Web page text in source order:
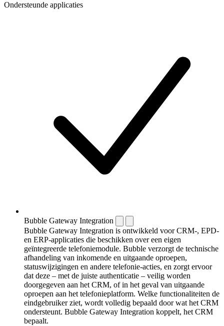
Ondersteunde applicaties
Bubble Gateway Integration
Bubble Gateway Integration is ontwikkeld voor CRM-, EPD-
en ERP-applicaties die beschikken over een eigen
geïntegreerde telefoniemodule. Bubble verzorgt de technische
afhandeling van inkomende en uitgaande oproepen,
statuswijzigingen en andere telefonie-acties, en zorgt ervoor
dat deze – met de juiste authenticatie – veilig worden
doorgegeven aan het CRM, of in het geval van uitgaande
oproepen aan het telefonieplatform. Welke functionaliteiten de
eindgebruiker ziet, wordt volledig bepaald door wat het CRM
ondersteunt. Bubble Gateway Integration koppelt, het CRM
bepaalt.